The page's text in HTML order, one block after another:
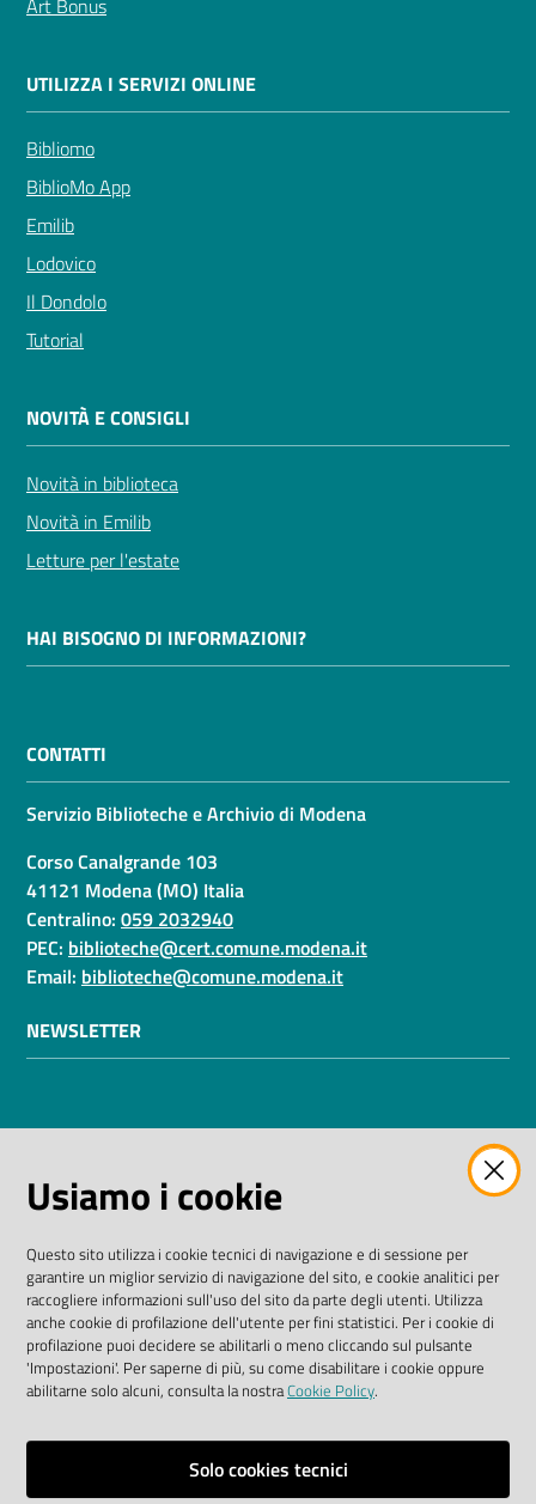
UTILIZZA I SERVIZI ONLINE
Bibliomo
BiblioMo App
Emilib
Lodovico
Il Dondolo
Tutorial
NOVITÀ E CONSIGLI
Novità in biblioteca
Novità in Emilib
Letture per l'estate
HAI BISOGNO DI INFORMAZIONI?
CONTATTI
Servizio Biblioteche e Archivio di Modena
Corso Canalgrande 103
41121 Modena (MO) Italia
Centralino: 059 2032940
PEC: biblioteche@cert.comune.modena.it
Email: biblioteche@comune.modena.it
NEWSLETTER
I dati personali pubblicati sono riutilizzabili solo alle
2003/98/CE e dal D. Lgs. n. 36/2006
SEGUICI SU
Facebook Biblioteche
Instagram
TwitterYouTube
Scarica le app
Usiamo i cookie
Questo sito utilizza i cookie tecnici di navigazione e di sessione per
garantire un miglior servizio di navigazione del sito, e cookie analitici per
raccogliere informazioni sull'uso del sito da parte degli utenti. Utilizza
anche cookie di profilazione dell'utente per fini statistici. Per i cookie di
profilazione puoi decidere se abilitarli o meno cliccando sul pulsante
'Impostazioni'. Per saperne di più, su come disabilitare i cookie oppure
abilitarne solo alcuni, consulta la nostraCookie Policy.
Solo cookies tecnici